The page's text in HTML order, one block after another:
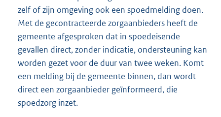
zelf of zijn omgeving ook een spoedmelding doen.
Met de gecontracteerde zorgaanbieders heeft de
gemeente afgesproken dat in spoedeisende
gevallen direct, zonder indicatie, ondersteuning kan
worden gezet voor de duur van twee weken. Komt
een melding bij de gemeente binnen, dan wordt
direct een zorgaanbieder geïnformeerd, die
spoedzorg inzet.